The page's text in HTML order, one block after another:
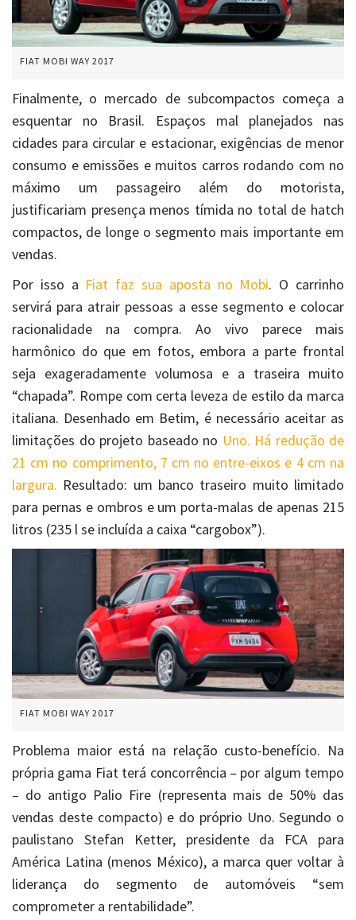
FIAT MOBI WAY 2017
Finalmente, o mercado de subcompactos começa a
esquentar no Brasil. Espaços mal planejados nas
cidades para circular e estacionar, exigências de menor
consumo e emissões e muitos carros rodando com no
máximo um passageiro além do motorista,
justificariam presença menos tímida no total de hatch
compactos, de longe o segmento mais importante em
vendas.
Por isso a Fiat faz sua aposta no Mobi. O carrinho
servirá para atrair pessoas a esse segmento e colocar
racionalidade na compra. Ao vivo parece mais
harmônico do que em fotos, embora a parte frontal
seja exageradamente volumosa e a traseira muito
“chapada”. Rompe com certa leveza de estilo da marca
italiana. Desenhado em Betim, é necessário aceitar as
limitações do projeto baseado no Uno. Há redução de
21 cm no comprimento, 7 cm no entre-eixos e 4 cm na
largura. Resultado: um banco traseiro muito limitado
para pernas e ombros e um porta-malas de apenas 215
litros (235 l se incluída a caixa “cargobox”).
FIAT MOBI WAY 2017
Problema maior está na relação custo-benefício. Na
própria gama Fiat terá concorrência – por algum tempo
– do antigo Palio Fire (representa mais de 50% das
vendas deste compacto) e do próprio Uno. Segundo o
paulistano Stefan Ketter, presidente da FCA para
América Latina (menos México), a marca quer voltar à
liderança do segmento de automóveis “sem
comprometer a rentabilidade”.